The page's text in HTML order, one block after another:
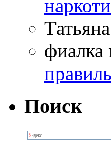
Татьяна
фиалка
Поиск